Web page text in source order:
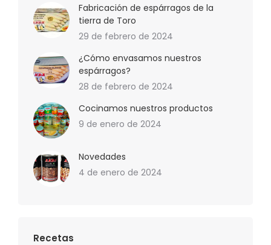
Fabricación de espárragos de la
tierra de Toro
29 de febrero de 2024
¿Cómo envasamos nuestros
espárragos?
28 de febrero de 2024
Cocinamos nuestros productos
9 de enero de 2024
Novedades
4 de enero de 2024
Recetas